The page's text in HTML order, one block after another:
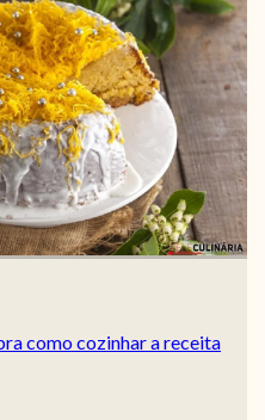
como cozinhar a receita